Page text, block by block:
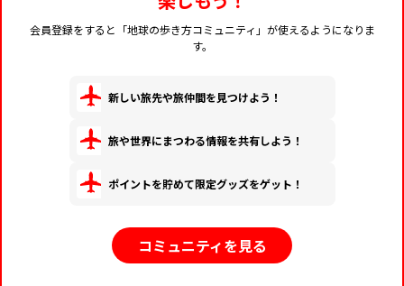
会員登録をすると「地球の歩き方コミュニティ」が使えるようになりま
す。
新しい旅先や旅仲間を見つけよう！
旅や世界にまつわる情報を共有しよう！
ポイントを貯めて限定グッズをゲット！
コミュニティを見る